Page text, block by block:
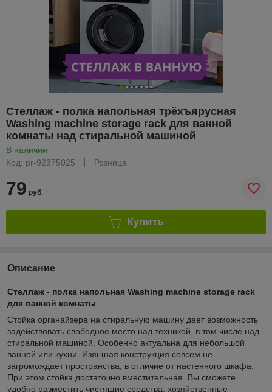
Стеллаж - полка напольная трёхъярусная
Washing machine storage rack для ванной
комнаты над стиральной машиной
В наличии
Код: pr-92375025
Розница
79 руб.
Купить
Описание
Стеллаж - полка напольная Washing machine storage rack
для ванной комнаты
Стойка органайзера на стиральную машину дает возможность
задействовать свободное место над техникой, в том числе над
стиральной машиной. Особенно актуальна для небольшой
ванной или кухни. Изящная конструкция совсем не
загромождает пространства, в отличие от настенного шкафа.
При этом стойка достаточно вместительная. Вы сможете
удобно разместить чистящие средства, хозяйственные